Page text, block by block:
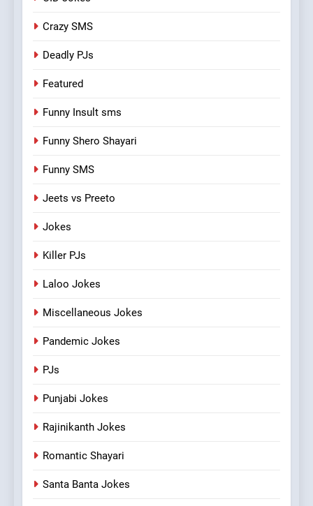
Crazy SMS
Deadly PJs
Featured
Funny Insult sms
Funny Shero Shayari
Funny SMS
Jeets vs Preeto
Jokes
Killer PJs
Laloo Jokes
Miscellaneous Jokes
Pandemic Jokes
PJs
Punjabi Jokes
Rajinikanth Jokes
Romantic Shayari
Santa Banta Jokes